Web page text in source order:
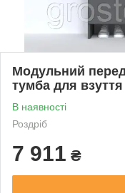
Модульний
тумба для
В наявності
Роздріб
7 911 ₴